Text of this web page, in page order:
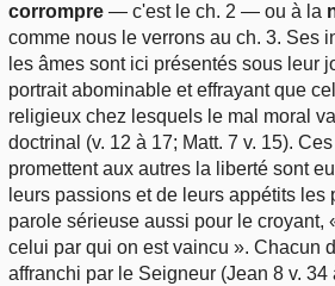
corrompre — c'est le ch. 2 — ou à la
comme nous le verrons au ch. 3. Ses
les âmes sont ici présentés sous leur
portrait abominable et effrayant que
religieux chez lesquels le mal moral
doctrinal (v. 12 à 17; Matt. 7 v. 15).
promettent aux autres la liberté sont
leurs passions et de leurs appétits les
parole sérieuse aussi pour le croyant,
celui par qui on est vaincu ». Chacun
affranchi par le Seigneur (Jean 8 v. 34